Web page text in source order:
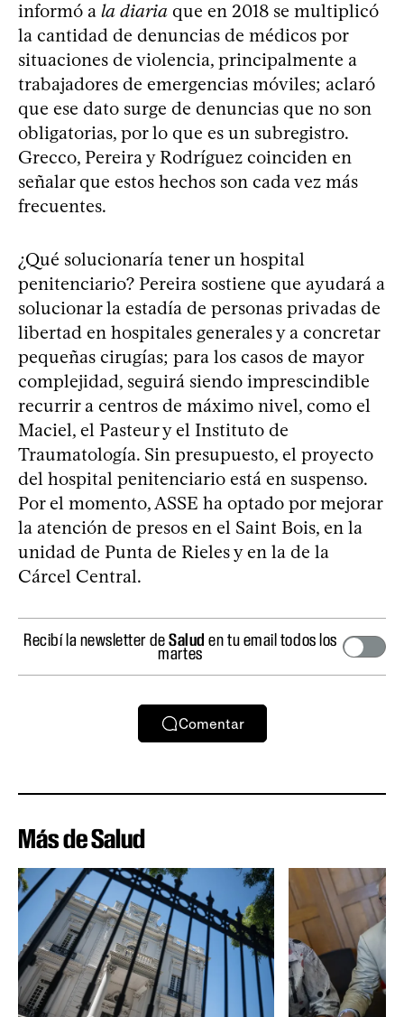
informó a la diaria que en 2018 se multiplicó
la cantidad de denuncias de médicos por
situaciones de violencia, principalmente a
trabajadores de emergencias móviles; aclaró
que ese dato surge de denuncias que no son
obligatorias, por lo que es un subregistro.
Grecco, Pereira y Rodríguez coinciden en
señalar que estos hechos son cada vez más
frecuentes.
¿Qué solucionaría tener un hospital
penitenciario? Pereira sostiene que ayudará a
solucionar la estadía de personas privadas de
libertad en hospitales generales y a concretar
pequeñas cirugías; para los casos de mayor
complejidad, seguirá siendo imprescindible
recurrir a centros de máximo nivel, como el
Maciel, el Pasteur y el Instituto de
Traumatología. Sin presupuesto, el proyecto
del hospital penitenciario está en suspenso.
Por el momento, ASSE ha optado por mejorar
la atención de presos en el Saint Bois, en la
unidad de Punta de Rieles y en la de la
Cárcel Central.
Recibí la newsletter deSalud en tu email todos los
martes
Comentar
Más de Salud